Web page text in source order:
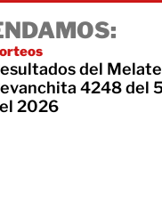
del
4248 del
2026